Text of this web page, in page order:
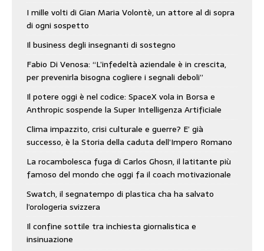
I mille volti di Gian Maria Volontè, un attore al di sopra
di ogni sospetto
Il business degli insegnanti di sostegno
Fabio Di Venosa: “L’infedeltà aziendale è in crescita,
per prevenirla bisogna cogliere i segnali deboli”
Il potere oggi è nel codice: SpaceX vola in Borsa e
Anthropic sospende la Super Intelligenza Artificiale
Clima impazzito, crisi culturale e guerre? E’ già
successo, è la Storia della caduta dell’Impero Romano
La rocambolesca fuga di Carlos Ghosn, il latitante più
famoso del mondo che oggi fa il coach motivazionale
Swatch, il segnatempo di plastica cha ha salvato
l’orologeria svizzera
Il confine sottile tra inchiesta giornalistica e
insinuazione